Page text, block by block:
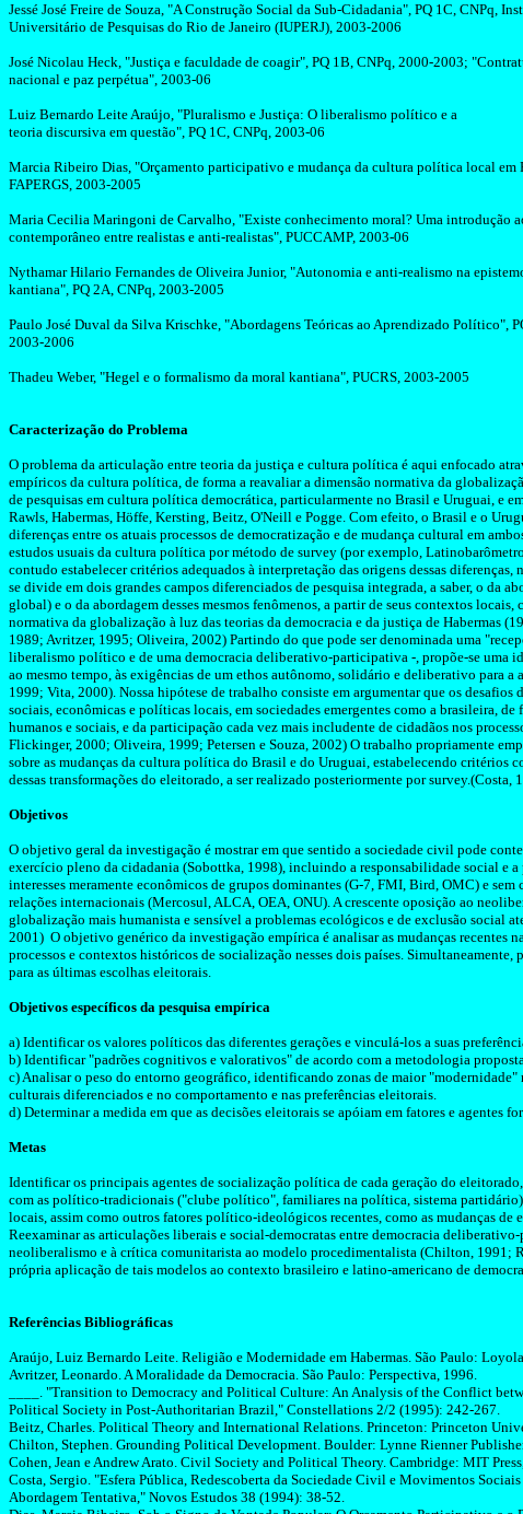
Jessé José Freire de Souza, "A Construção Social da Sub-Cidadania", PQ 1C, CNPq,
Universitário de Pesquisas do Rio de Janeiro (IUPERJ), 2003-2006
José Nicolau Heck, "Justiça e faculdade de coagir", PQ 1B, CNPq, 2000-2003; "
nacional e paz perpétua", 2003-06
Luiz Bernardo Leite Araújo, "Pluralismo e Justiça: O liberalismo político e a
teoria discursiva em questão", PQ 1C, CNPq, 2003-06
Marcia Ribeiro Dias, "Orçamento participativo e mudança da cultura política local em
FAPERGS, 2003-2005
Maria Cecilia Maringoni de Carvalho, "Existe conhecimento moral? Uma introdução
contemporâneo entre realistas e anti-realistas", PUCCAMP, 2003-06
Nythamar Hilario Fernandes de Oliveira Junior, "Autonomia e anti-realismo na
kantiana", PQ 2A, CNPq, 2003-2005
Paulo José Duval da Silva Krischke, "Abordagens Teóricas ao Aprendizado Político",
2003-2006
Thadeu Weber, "Hegel e o formalismo da moral kantiana", PUCRS, 2003-2005
Caracterização do Problema
O problema da articulação entre teoria da justiça e cultura política é aqui enfocado
empíricos da cultura política, de forma a reavaliar a dimensão normativa da
de pesquisas em cultura política democrática, particularmente no Brasil e Uruguai, e
Rawls, Habermas, Höffe, Kersting, Beitz, O'Neill e Pogge. Com efeito, o Brasil e o
diferenças entre os atuais processos de democratização e de mudança cultural em
estudos usuais da cultura política por método de survey (por exemplo, Latinobarômetro
contudo estabelecer critérios adequados à interpretação das origens dessas
se divide em dois grandes campos diferenciados de pesquisa integrada, a saber, o da
global) e o da abordagem desses mesmos fenômenos, a partir de seus contextos
normativa da globalização à luz das teorias da democracia e da justiça de Habermas
1989; Avritzer, 1995; Oliveira, 2002) Partindo do que pode ser denominada uma
liberalismo político e de uma democracia deliberativo-participativa -, propõe-se uma
ao mesmo tempo, às exigências de um ethos autônomo, solidário e deliberativo para a
1999; Vita, 2000). Nossa hipótese de trabalho consiste em argumentar que os
sociais, econômicas e políticas locais, em sociedades emergentes como a brasileira,
humanos e sociais, e da participação cada vez mais includente de cidadãos nos
Flickinger, 2000; Oliveira, 1999; Petersen e Souza, 2002) O trabalho propriamente
sobre as mudanças da cultura política do Brasil e do Uruguai, estabelecendo critérios
dessas transformações do eleitorado, a ser realizado posteriormente porsurvey.(Costa,
Objetivos
O objetivo geral da investigação é mostrar em que sentido a sociedade civil pode
exercício pleno da cidadania (Sobottka, 1998), incluindo a responsabilidade social e a
interesses meramente econômicos de grupos dominantes (G-7, FMI, Bird, OMC) e sem
relações internacionais (Mercosul, ALCA, OEA, ONU). A crescente oposição ao
globalização mais humanista e sensível a problemas ecológicos e de exclusão social
2001) O objetivo genérico da investigação empírica é analisar as mudanças recentes
processos e contextos históricos de socialização nesses dois países.
para as últimas escolhas eleitorais.
Objetivos específicos da pesquisa empírica
a) Identificar os valores políticos das diferentes gerações e vinculá-los a suas
b) Identificar "padrões cognitivos e valorativos" de acordo com a metodologia
c) Analisar o peso do entorno geográfico, identificando zonas de maior
culturais diferenciados e no comportamento e nas preferências eleitorais.
d) Determinar a medida em que as decisões eleitorais se apóiam em fatores e
Metas
Identificaros principais agentes de socialização política de cada geração do
com as político-tradicionais ("clube político", familiares na política, sistema
locais, assim como outros fatores político-ideológicos recentes, como as mudanças de
Reexaminar as articulações liberais e social-democratas entre democracia
neoliberalismo e à crítica comunitarista ao modelo procedimentalista (Chilton, 1991;
própria aplicação de tais modelos ao contexto brasileiro e latino-americano de
Referências Bibliográficas
Araújo, Luiz Bernardo Leite. Religião e Modernidade em Habermas. São Paulo:
Avritzer, Leonardo. A Moralidade da Democracia. São Paulo: Perspectiva, 1996.
____. "Transition to Democracy and Political Culture: An Analysis of the Conflict
Political Society in Post-Authoritarian Brazil," Constellations 2/2 (1995): 242-267.
Beitz, Charles. Political Theory and International Relations. Princeton: Princeton
Chilton, Stephen. Grounding Political Development. Boulder: Lynne Rienner
Cohen, Jean e Andrew Arato. Civil Society and Political Theory. Cambridge: MIT
Costa, Sergio. "Esfera Pública, Redescoberta da Sociedade Civil e Movimentos
Abordagem Tentativa," Novos Estudos 38 (1994): 38-52.